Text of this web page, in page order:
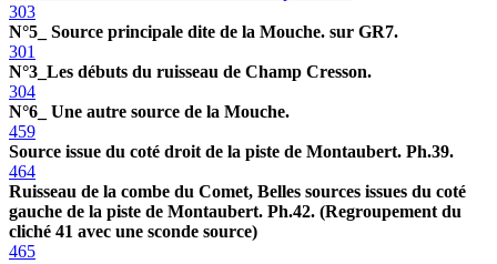
303
N°5_ Source principale dite de la Mouche. sur GR7.
301
N°3_Les débuts du ruisseau de Champ Cresson.
304
N°6_ Une autre source de la Mouche.
459
Source issue du coté droit de la piste de Montaubert. Ph.39.
464
Ruisseau de la combe du Comet, Belles sources issues du coté
gauche de la piste de Montaubert. Ph.42. (Regroupement du
cliché 41 avec une sconde source)
465